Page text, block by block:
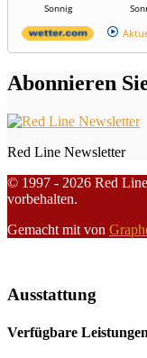
Sonnig
Abonnieren
Red Line Newsletter
© 1997 - 2026 Red
vorbehalten.
Gemacht mit von
Ausstattung
Verfügbare Leistungen